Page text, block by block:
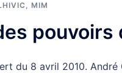
, MIM
pouvoirs
du 8 avril 2010.